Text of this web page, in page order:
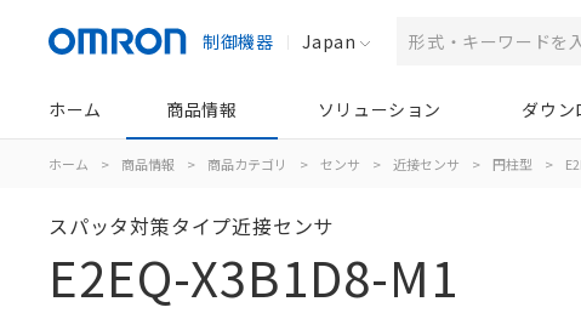
制御機器 Japan
ホーム 商品情報 ソリューション ダウン
ホーム > 商品情報 > 商品カテゴリ > センサ > 近接センサ > 円柱型 >
スパッタ対策タイプ近接センサ
E2EQ-X3B1D8-M1